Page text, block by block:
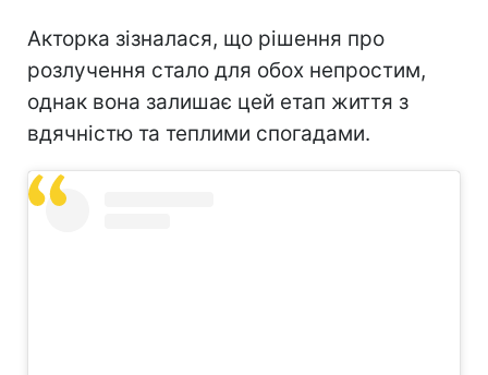
Акторка зізналася, що рішення про
розлучення стало для обох непростим,
однак вона залишає цей етап життя з
вдячністю та теплими спогадами.